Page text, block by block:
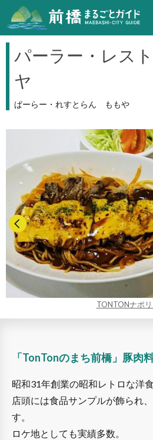
パーラー・レス
ヤ
ぱーらー・れすとらん ももや
TONTONナポ
「TonTonのまち前橋」豚肉
昭和31年創業の昭和レトロな洋食
店頭には食品サンプルが飾られ
す。
ロケ地としても実績多数。